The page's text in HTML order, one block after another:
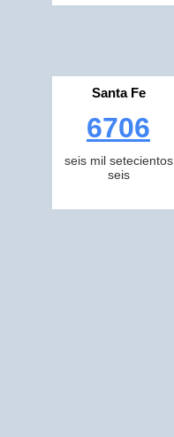
Santa Fe
6706
seis mil setecientos
seis